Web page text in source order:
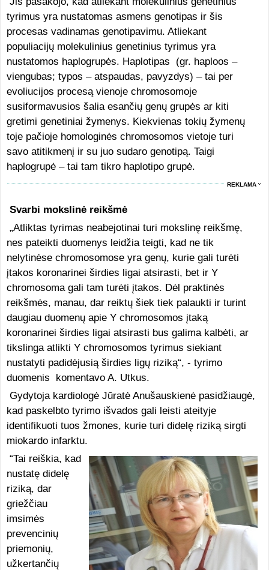
tyrimus yra nustatomas asmens genotipas ir šis
procesas vadinamas genotipavimu. Atliekant
populiacijų molekulinius genetinius tyrimus yra
nustatomos haplogrupės. Haplotipas (gr. haploos –
viengubas; typos – atspaudas, pavyzdys) – tai per
evoliucijos procesą vienoje chromosomoje
susiformavusios šalia esančių genų grupės ar kiti
gretimi genetiniai žymenys. Kiekvienas tokių žymenų
toje pačioje homologinės chromosomos vietoje turi
savo atitikmenį ir su juo sudaro genotipą. Taigi
haplogrupė – tai tam tikro haplotipo grupė.
REKLAMA
Svarbi mokslinė reikšmė
„Atliktas tyrimas neabejotinai turi mokslinę reikšmę,
nes pateikti duomenys leidžia teigti, kad ne tik
nelytinėse chromosomose yra genų, kurie gali turėti
įtakos koronarinei širdies ligai atsirasti, bet ir Y
chromosoma gali tam turėti įtakos. Dėl praktinės
reikšmės, manau, dar reiktų šiek tiek palaukti ir turint
daugiau duomenų apie Y chromosomos įtaką
koronarinei širdies ligai atsirasti bus galima kalbėti, ar
tikslinga atlikti Y chromosomos tyrimus siekiant
nustatyti padidėjusią širdies ligų riziką“, - tyrimo
duomenis komentavo A. Utkus.
Gydytoja kardiologė Jūratė Anušauskienė pasidžiaugė,
kad paskelbto tyrimo išvados gali leisti ateityje
identifikuoti tuos žmones, kurie turi didelę riziką sirgti
miokardo infarktu.
“Tai reiškia, kad
nustatę didelę
riziką, dar
griežčiau
imsimės
prevencinių
priemonių,
užkertančių